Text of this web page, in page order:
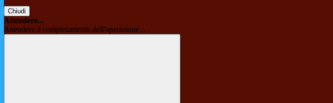
Chiudi
Attendere...
Attendere il completamento dell'operazione...